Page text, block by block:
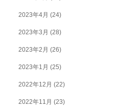
2023年4月 (24)
2023年3月 (28)
2023年2月 (26)
2023年1月 (25)
2022年12月 (22)
2022年11月 (23)